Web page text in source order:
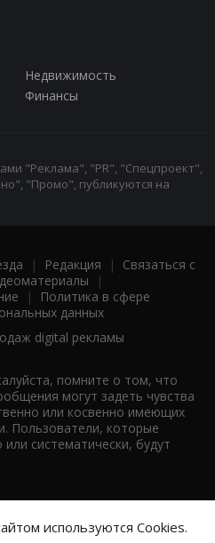
Недвижимость
Финансы
"Реклама", "PR", "Спецпроект",
"Промо", публикуются на
| Редакция | Связаться с
|
|
Политика в сфере
данных
digital рекламы
помните о том, что
могут задеть чувства
или косвенно имеющих
Пользователи, которые
систематически, будут
используются Cookies.